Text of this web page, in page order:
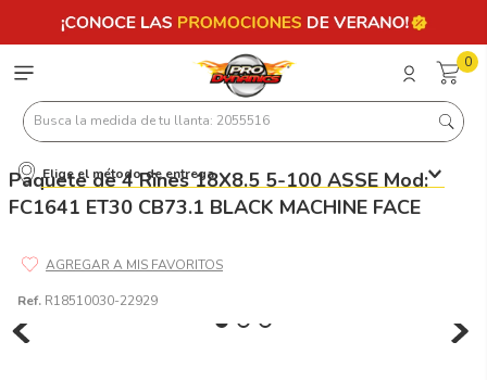
0
Busca la medida de tu llanta: 2055516
Elige el método de entrega
Paquete de 4 Rines 18X8.5 5-100 ASSE Mod:
FC1641 ET30 CB73.1 BLACK MACHINE FACE
Ref. R18510030-22929
Términos más buscados